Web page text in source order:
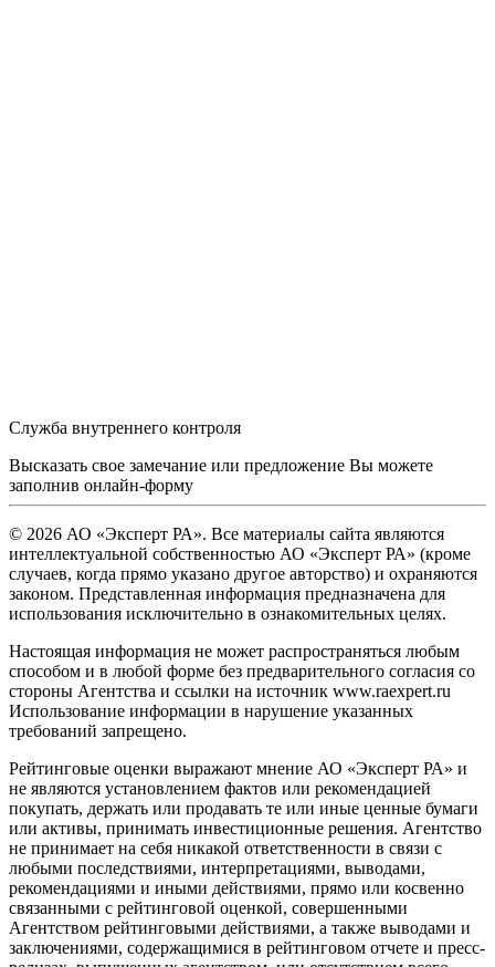
Служба внутреннего контроля
Высказать свое замечание или предложение Вы можете
заполнив онлайн-форму
© 2026 АО «Эксперт РА». Все материалы сайта являются
интеллектуальной собственностью АО «Эксперт РА» (кроме
случаев, когда прямо указано другое авторство) и охраняются
законом. Представленная информация предназначена для
использования исключительно в ознакомительных целях.
Настоящая информация не может распространяться любым
способом и в любой форме без предварительного согласия со
стороны Агентства и ссылки на источник www.raexpert.ru
Использование информации в нарушение указанных
требований запрещено.
Рейтинговые оценки выражают мнение АО «Эксперт РА» и
не являются установлением фактов или рекомендацией
покупать, держать или продавать те или иные ценные бумаги
или активы, принимать инвестиционные решения. Агентство
не принимает на себя никакой ответственности в связи с
любыми последствиями, интерпретациями, выводами,
рекомендациями и иными действиями, прямо или косвенно
связанными с рейтинговой оценкой, совершенными
Агентством рейтинговыми действиями, а также выводами и
заключениями, содержащимися в рейтинговом отчете и пресс-